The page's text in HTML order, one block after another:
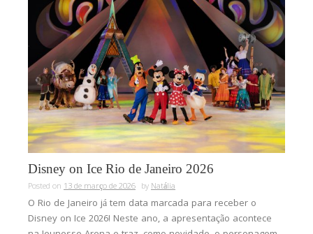
Disney on Ice Rio de Janeiro 2026
Posted on 13 de março de 2026 byNatália
O Rio de Janeiro já tem data marcada para receber o
Disney on Ice 2026! Neste ano, a apresentação acontece